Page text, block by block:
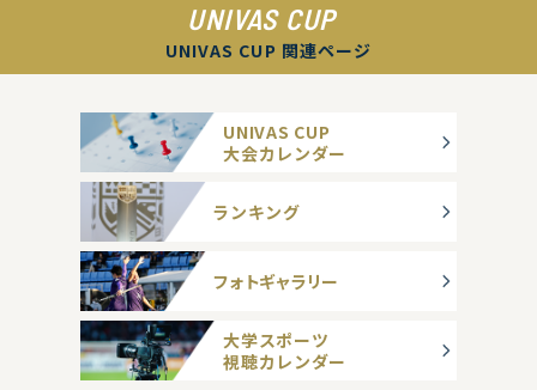
UNIVAS CUP
UNIVAS CUP 関連ページ
UNIVAS CUP
大会カレンダー
ランキング
フォトギャラリー
大学スポーツ
視聴カレンダー